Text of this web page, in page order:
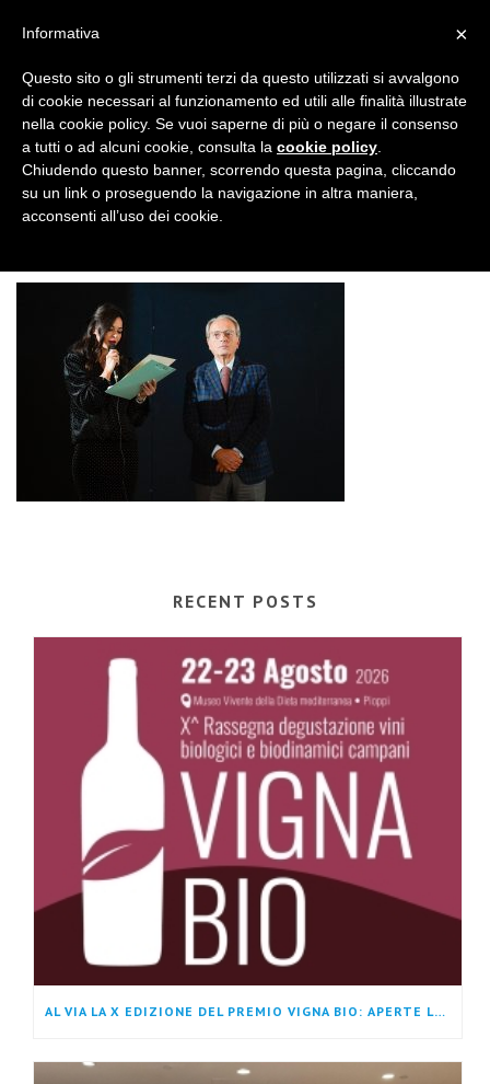
WHATSAPP IMAGE 2024-11-20
AT 18.49.31 (10)
RECENT POSTS
AL VIA LA X EDIZIONE DEL PREMIO VIGNA BIO: APERTE LE ISCRIZIONI ALLA RASSEGNA DEDICATA AI MIGLIORI VINI BIOLOGICI E BIODINAMICI DELLA CAMPANIA
×
Informativa
Questo sito o gli strumenti terzi da questo utilizzati si avvalgono
di cookie necessari al funzionamento ed utili alle finalità illustrate
nella cookie policy. Se vuoi saperne di più o negare il consenso
a tutti o ad alcuni cookie, consulta la cookie policy
Chiudendo questo banner, scorrendo questa pagina, cliccando
su un link o proseguendo la navigazione in altra maniera,
acconsenti all’uso dei cookie.